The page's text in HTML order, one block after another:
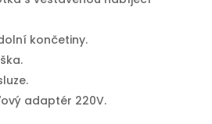
končetiny.
adaptér 220V.